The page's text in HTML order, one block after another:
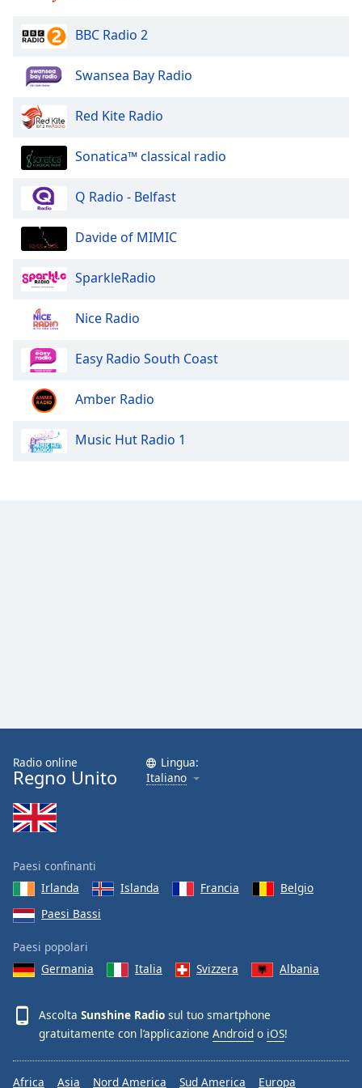
window.
and
close
window.
Opacity
Background
Color
Opacity
Caption
Family
Reset
Done
Dialog
End
dialog
window.
BBC Radio 2
Swansea Bay Radio
Red Kite Radio
Sonatica™ classical radio
Q Radio - Belfast
Davide of MIMIC
SparkleRadio
Nice Radio
Easy Radio South Coast
Amber Radio
Music Hut Radio 1
Radio online
Regno Unito
Lingua:
Italiano
Paesi confinanti
Irlanda
Islanda Francia
Belgio
Paesi Bassi
Paesi popolari
Germania
Italia Svizzera Albania
Ascolta Sunshine Radio sul tuo smartphone
gratuitamente con l’applicazione Android o iOS!
Africa Asia Nord America Sud America Europa